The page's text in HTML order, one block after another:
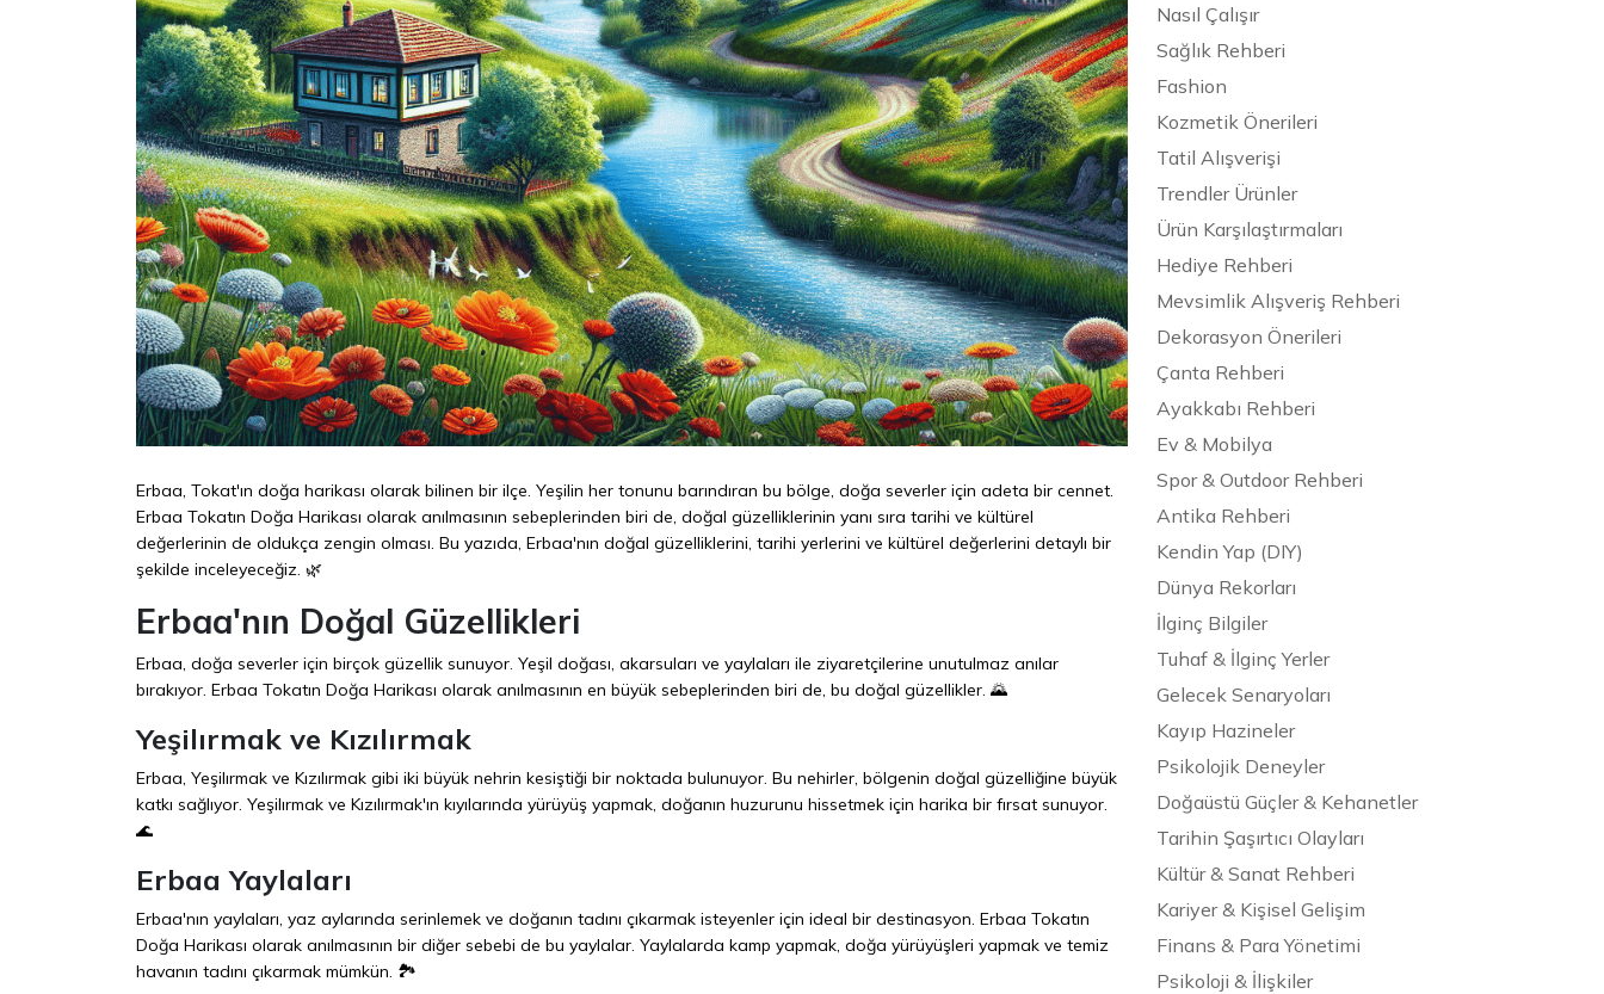
Erbaa, Tokat'ın doğa harikası olarak bilinen bir ilçe. Yeşilin her tonunu barındıran bu bölge, doğa severler için adeta bir cennet.
Erbaa Tokatın Doğa Harikası olarak anılmasının sebeplerinden biri de, doğal güzelliklerinin yanı sıra tarihi ve kültürel
değerlerinin de oldukça zengin olması. Bu yazıda, Erbaa'nın doğal güzelliklerini, tarihi yerlerini ve kültürel değerlerini detaylı bir
şekilde inceleyeceğiz. 🌿
Erbaa'nın Doğal Güzellikleri
Erbaa, doğa severler için birçok güzellik sunuyor. Yeşil doğası, akarsuları ve yaylaları ile ziyaretçilerine unutulmaz anılar
bırakıyor. Erbaa Tokatın Doğa Harikası olarak anılmasının en büyük sebeplerinden biri de, bu doğal güzellikler. 🌄
Yeşilırmak ve Kızılırmak
Erbaa, Yeşilırmak ve Kızılırmak gibi iki büyük nehrin kesiştiği bir noktada bulunuyor. Bu nehirler, bölgenin doğal güzelliğine büyük
katkı sağlıyor. Yeşilırmak ve Kızılırmak'ın kıyılarında yürüyüş yapmak, doğanın huzurunu hissetmek için harika bir fırsat sunuyor.
🌊
Erbaa Yaylaları
Erbaa'nın yaylaları, yaz aylarında serinlemek ve doğanın tadını çıkarmak isteyenler için ideal bir destinasyon. Erbaa Tokatın
Doğa Harikası olarak anılmasının bir diğer sebebi de bu yaylalar. Yaylalarda kamp yapmak, doğa yürüyüşleri yapmak ve temiz
havanın tadını çıkarmak mümkün. 🏞️
Nasıl Çalışır
Sağlık Rehberi
Fashion
Kozmetik Önerileri
Tatil Alışverişi
Trendler Ürünler
Ürün Karşılaştırmaları
Hediye Rehberi
Mevsimlik Alışveriş Rehberi
Dekorasyon Önerileri
Çanta Rehberi
Ayakkabı Rehberi
Ev & Mobilya
Spor & Outdoor Rehberi
Antika Rehberi
Kendin Yap (DIY)
Dünya Rekorları
İlginç Bilgiler
Tuhaf & İlginç Yerler
Gelecek Senaryoları
Kayıp Hazineler
Psikolojik Deneyler
Doğaüstü Güçler & Kehanetler
Tarihin Şaşırtıcı Olayları
Kültür & Sanat Rehberi
Kariyer & Kişisel Gelişim
Finans & Para Yönetimi
Psikoloji & İlişkiler